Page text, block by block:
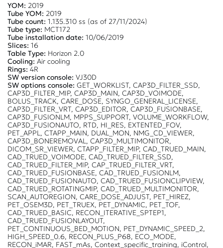
YOM: 2019
Tube YOM: 2019
Tube count: 1.135.310 ss (as of 27/11/2024)
Tube type: MCT172
Tube installation date: 10/06/2019
Slices: 16
Table Type: Horizon 2.0
Cooling: Air cooling
Rings: 4R
SW version console: VJ30D
SW options console: GET_WORKLIST, CAP3D_FILTER_SSD,
CAP3D_FILTER_MIP, CAP3D_MAIN, CAP3D_VOIMODE,
BOLUS_TRACK, CARE_DOSE, SYNGO_GENERAL_LICENSE,
CAP3D_FILTER_VRT, CAP3D_EDITOR, CAP3D_FUSIONBASE,
CAP3D_FUSIONLM, MPPS_SUPPORT, VOLUME_WORKFLOW,
CAP3D_FUSIONAUTO, RTD, HI_RES, EXTENTED_FOV,
PET_APPL, CTAPP_MAIN, DUAL_MON, NMG_CD_VIEWER,
CAP3D_BONEREMOVAL, CAP3D_MULTIMONITOR,
DICOM_SR_VIEWER, CTAPP_FILTER_MIP, CAD_TRUED_MAIN,
CAD_TRUED_VOIMODE, CAD_TRUED_FILTER_SSD,
CAD_TRUED_FILTER_MIP, CAP_TRUED_FILTER_VRT,
CAD_TRUED_FUSIONBASE, CAD_TRUED_FUSIONLM,
CAD_TRUED_FUSIONAUTO, CAD_TRUED_FUSIONCLIPVIEW,
CAD_TRUED_ROTATINGMIP, CAD_TRUED_MULTIMONITOR,
SCAN_AUTOREGION, CARE_DOSE_ADJUST, PET_HIREZ,
PET_OSEM3D, PET_TRUEX, PET_DYNAMIC, PET_TOF,
CAD_TRUED_BASIC, RECON_ITERATIVE_SPTEP1,
CAD_TRUED_FUSIONLAYOUT,
PET_CONTINUOUS_BED_MOTION, PET_DYNAMIC_SPEED_2,
HIGH_SPEED_0.6, RECON_PLUS_P68, ECO_MODE,
RECON_iMAR, FAST_mAs, Context_specific_training, iControl,